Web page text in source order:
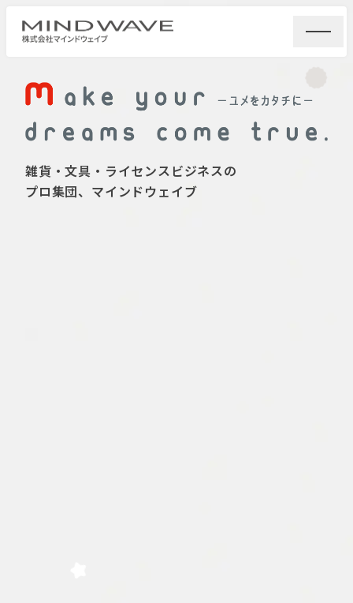
雑貨・文具・ライセンスビジネスの
プロ集団、マインドウェイブ